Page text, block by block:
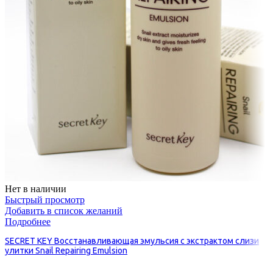
Нет в наличии
Быстрый просмотр
Добавить в список желаний
Подробнее
SECRET KEY Восстанавливающая эмульсия с экстрактом слизи
улитки Snail Repairing Emulsion